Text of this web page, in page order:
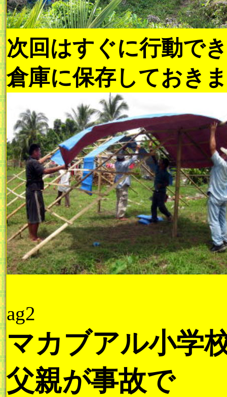
次回はすぐに行動で
倉庫に保存しておき
ag2
マカブアル小学
父親が事故で